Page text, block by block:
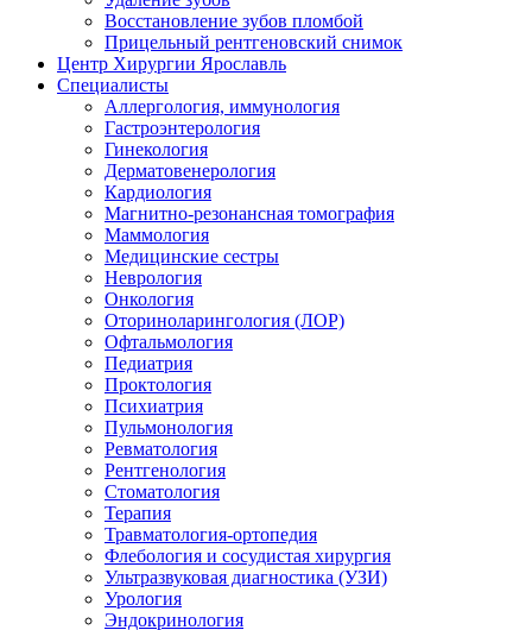
Восстановление зубов пломбой
Прицельный рентгеновский снимок
Центр Хирургии Ярославль
Специалисты
Аллергология, иммунология
Гастроэнтерология
Гинекология
Дерматовенерология
Кардиология
Магнитно-резонансная томография
Маммология
Медицинские сестры
Неврология
Онкология
Оториноларингология (ЛОР)
Офтальмология
Педиатрия
Проктология
Психиатрия
Пульмонология
Ревматология
Рентгенология
Стоматология
Терапия
Травматология-ортопедия
Флебология и сосудистая хирургия
Ультразвуковая диагностика (УЗИ)
Урология
Эндокринология